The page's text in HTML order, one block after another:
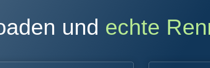
und echte